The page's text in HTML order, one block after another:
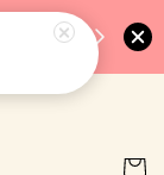
🚚 台